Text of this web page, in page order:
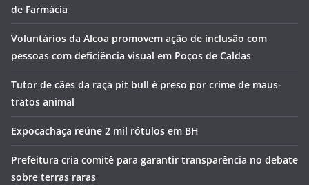
de Farmácia
Voluntários da Alcoa promovem ação de inclusão com
pessoas com deficiência visual em Poços de Caldas
Tutor de cães da raça pit bull é preso por crime de maus-
tratos animal
Expocachaça reúne 2 mil rótulos em BH
Prefeitura cria comitê para garantir transparência no debate
sobre terras raras